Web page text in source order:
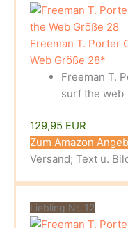
Freeman T. Porter
Web Größe 28*
Freeman T.
surf the web
129,95 EUR
Zum Amazon
Versand; Text u.
Liebling Nr. 12